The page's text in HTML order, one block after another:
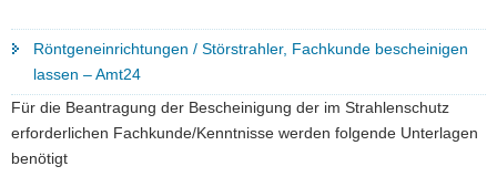
Röntgeneinrichtungen / Störstrahler, Fachkunde bescheinigen
lassen – Amt24
Für die Beantragung der Bescheinigung der im Strahlenschutz
erforderlichen Fachkunde/Kenntnisse werden folgende Unterlagen
benötigt